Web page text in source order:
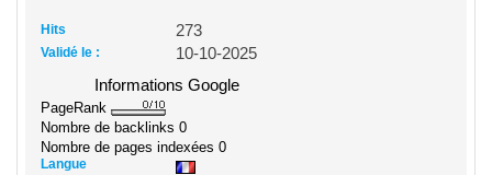
Hits 273
Validé le :
10-10-2025
Informations Google
PageRank
Nombre de backlinks 0
Nombre de pages indexées 0
Langue